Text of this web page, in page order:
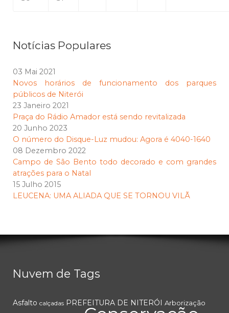
Notícias Populares
03 Mai 2021
Novos horários de funcionamento dos parques
públicos de Niterói
23 Janeiro 2021
Praça do Rádio Amador está sendo revitalizada
20 Junho 2023
O número do Disque-Luz mudou: Agora é 4040-1640
08 Dezembro 2022
Campo de São Bento todo decorado e com grandes
atrações para o Natal
15 Julho 2015
LEUCENA: UMA ALIADA QUE SE TORNOU VILÃ
Nuvem de Tags
Asfalto calçadas PREFEITURA DE NITERÓI
Arborização